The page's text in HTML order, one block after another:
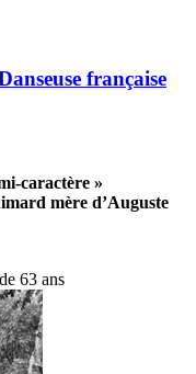
française
caractère »
mère d’Auguste
63 ans